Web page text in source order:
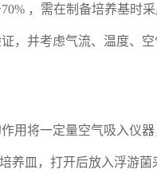
，需在制备培养基时
，并考虑气流、温度、
用将一定量空气吸入仪
养皿，打开后放入浮游